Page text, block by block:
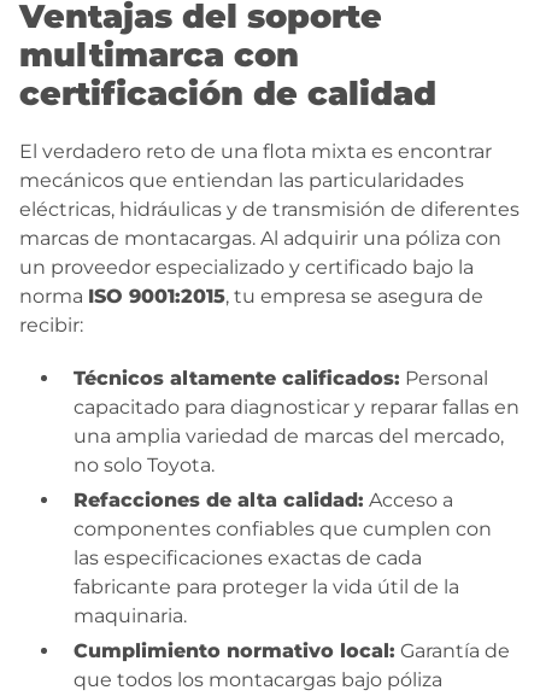
Ventajas del soporte
multimarca con
certificación de calidad
El verdadero reto de una flota mixta es encontrar
mecánicos que entiendan las particularidades
eléctricas, hidráulicas y de transmisión de diferentes
marcas de montacargas. Al adquirir una póliza con
un proveedor especializado y certificado bajo la
norma ISO 9001:2015, tu empresa se asegura de
recibir:
Técnicos altamente calificados: Personal
capacitado para diagnosticar y reparar fallas en
una amplia variedad de marcas del mercado,
no solo Toyota.
Refacciones de alta calidad: Acceso a
componentes confiables que cumplen con
las especificaciones exactas de cada
fabricante para proteger la vida útil de la
maquinaria.
Cumplimiento normativo local: Garantía de
que todos los montacargas bajo póliza